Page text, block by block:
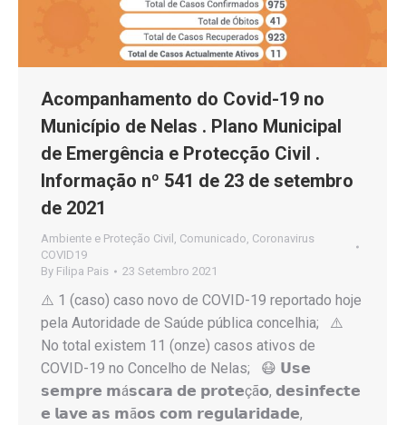
Acompanhamento do Covid-19 no
Município de Nelas . Plano Municipal
de Emergência e Protecção Civil .
Informação nº 541 de 23 de setembro
de 2021
Ambiente e Proteção Civil Comunicado Coronavirus
COVID19
By Filipa Pais 23 Setembro 2021
⚠️ 1 (caso) caso novo de COVID-19 reportado hoje
pela Autoridade de Saúde pública concelhia; ⚠️
No total existem 11 (onze) casos ativos de
COVID-19 no Concelho de Nelas; 😷 𝗨𝘀𝗲
𝘀𝗲𝗺𝗽𝗿𝗲 𝗺á𝘀𝗰𝗮𝗿𝗮 𝗱𝗲 𝗽𝗿𝗼𝘁𝗲çã𝗼, 𝗱𝗲𝘀𝗶𝗻𝗳𝗲𝗰𝘁𝗲
𝗲 𝗹𝗮𝘃𝗲 𝗮𝘀 𝗺ã𝗼𝘀 𝗰𝗼𝗺 𝗿𝗲𝗴𝘂𝗹𝗮𝗿𝗶𝗱𝗮𝗱𝗲,